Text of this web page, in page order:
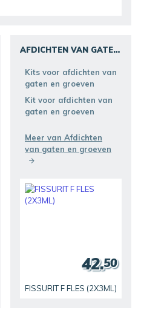
AFDICHTEN VAN GATEN
Kits voor afdichten van
gaten en groeven
Kit voor afdichten van
gaten en groeven
Meer van Afdichten
van gaten en groeven
FISSURIT F FLES (2X3ML)
42.50